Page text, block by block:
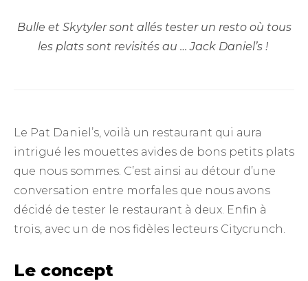
Bulle et Skytyler sont allés tester un resto où tous
les plats sont revisités au … Jack Daniel’s !
Le Pat Daniel’s, voilà un restaurant qui aura
intrigué les mouettes avides de bons petits plats
que nous sommes. C’est ainsi au détour d’une
conversation entre morfales que nous avons
décidé de tester le restaurant à deux. Enfin à
trois, avec un de nos fidèles lecteurs Citycrunch.
Le concept